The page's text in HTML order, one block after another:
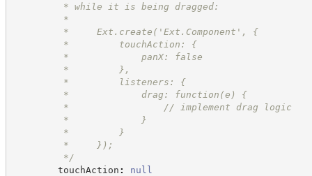
* while it is being dragged:
*
*     Ext.create('Ext.Component', {
*         touchAction: {
*             panX: false
*         },
*         listeners: {
*             drag: function(e) {
*                 // implement drag logic
*             }
*         }
*     });
*/
touchAction :
null